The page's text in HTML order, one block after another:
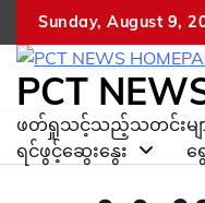
content
Sunday, August 9,
PCT
ဖတ်ရှုသင့်သည့်သတင်းမျ
ရင်ဖွင့်ဆွေးနွေး
ရွ